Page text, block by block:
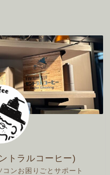
トラルコーヒー)
ンお困りごとサポート